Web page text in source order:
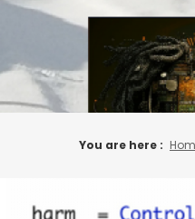
Skip
You are here :